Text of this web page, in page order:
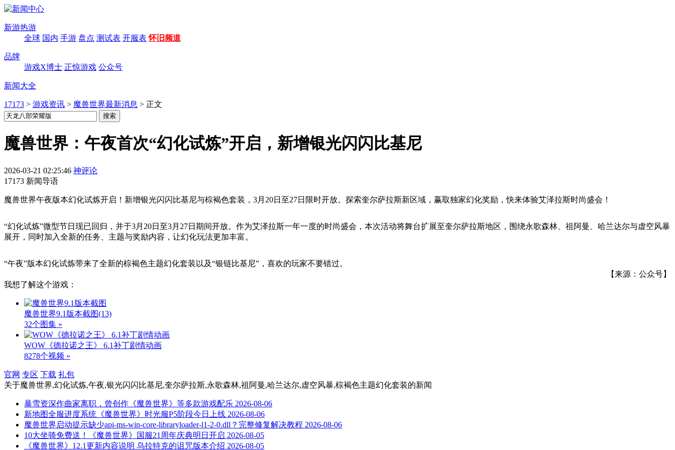
新游热游
全球 国内 手游 盘点 测试表 开服表 怀旧频道
品牌
游戏X博士 正惊游戏 公众号
新闻大全
17173 > 游戏资讯 > 魔兽世界最新消息 > 正文
魔兽世界：午夜首次“幻化试炼”开启，新增银光闪闪比基尼
2026-03-21 02:25:46 神评论
17173 新闻导语
魔兽世界午夜版本幻化试炼开启！新增银光闪闪比基尼与棕褐色套装，3月20日至27日限时开放。探索奎尔萨拉斯新区域，赢取独家幻化奖励，快来体验艾泽拉斯时尚盛会！
“幻化试炼”微型节日现已回归，并于3月20日至3月27日期间开放。作为艾泽拉斯一年一度的时尚盛会，本次活动将舞台扩展至奎尔萨拉斯地区，围绕永歌森林、祖阿曼、哈兰达尔与虚空风暴
展开，同时加入全新的任务、主题与奖励内容，让幻化玩法更加丰富。
“午夜”版本幻化试炼带来了全新的棕褐色主题幻化套装以及“银链比基尼”，喜欢的玩家不要错过。
【来源：公众号】
我想了解这个游戏：
魔兽世界9.1版本截图(13)
32个图集 »
WOW《德拉诺之王》 6.1补丁剧情动画
8278个视频 »
官网 专区 下载 礼包
关于魔兽世界,幻化试炼,午夜,银光闪闪比基尼,奎尔萨拉斯,永歌森林,祖阿曼,哈兰达尔,虚空风暴,棕褐色主题幻化套装的新闻
暴雪资深作曲家离职，曾创作《魔兽世界》等多款游戏配乐 2026-08-06
新地图全服进度系统《魔兽世界》时光服P5阶段今日上线 2026-08-06
魔兽世界启动提示缺少api-ms-win-core-libraryloader-l1-2-0.dll？完整修复解决教程 2026-08-06
10大坐骑免费送！《魔兽世界》国服21周年庆典明日开启 2026-08-05
《魔兽世界》12.1更新内容说明 乌拉特克的诅咒版本介绍 2026-08-05